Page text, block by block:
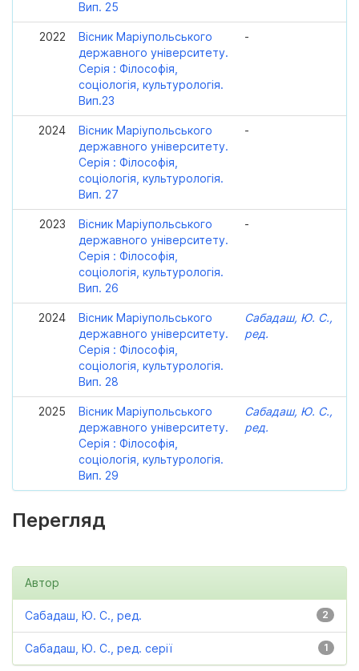
Вип. 25
2022
Вісник Маріупольського
державного університету.
Серія : Філософія,
соціологія, культурологія.
Вип.23
-
2024
Вісник Маріупольського
державного університету.
Серія : Філософія,
соціологія, культурологія.
Вип. 27
-
2023
Вісник Маріупольського
державного університету.
Серія : Філософія,
соціологія, культурологія.
Вип. 26
-
2024
Вісник Маріупольського
державного університету.
Серія : Філософія,
соціологія, культурологія.
Вип. 28
Сабадаш, Ю. С.,
ред.
2025
Вісник Маріупольського
державного університету.
Серія : Філософія,
соціологія, культурологія.
Вип. 29
Сабадаш, Ю. С.,
ред.
Перегляд
Автор
2
Сабадаш, Ю. С., ред.
1
Сабадаш, Ю. С., ред. серії